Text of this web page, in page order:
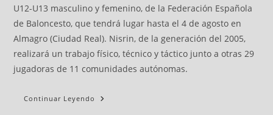
U12-U13 masculino y femenino, de la Federación Española
de Baloncesto, que tendrá lugar hasta el 4 de agosto en
Almagro (Ciudad Real). Nisrin, de la generación del 2005,
realizará un trabajo físico, técnico y táctico junto a otras 29
jugadoras de 11 comunidades autónomas.
Continuar Leyendo